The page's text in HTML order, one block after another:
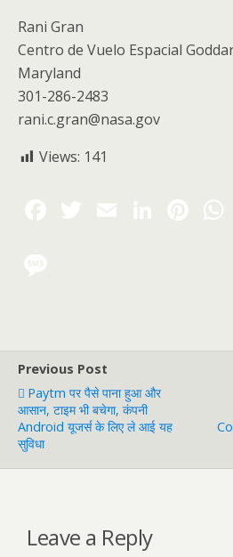
Rani Gran
Centro de Vuelo Espacial
Maryland
301-286-2483
rani.c.gran@nasa.gov
Views: 141
Previous Post
Paytm पर पैसे पाना हुआ और
आसान, टाइम भी बचेगा, कंपनी
Android यूजर्स के लिए ले आई यह
सुविधा
Leave a Reply